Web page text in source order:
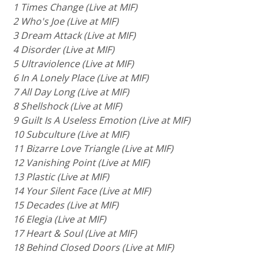
1 Times Change (Live at MIF)
2 Who's Joe (Live at MIF)
3 Dream Attack (Live at MIF)
4 Disorder (Live at MIF)
5 Ultraviolence (Live at MIF)
6 In A Lonely Place (Live at MIF)
7 All Day Long (Live at MIF)
8 Shellshock (Live at MIF)
9 Guilt Is A Useless Emotion (Live at MIF)
10 Subculture (Live at MIF)
11 Bizarre Love Triangle (Live at MIF)
12 Vanishing Point (Live at MIF)
13 Plastic (Live at MIF)
14 Your Silent Face (Live at MIF)
15 Decades (Live at MIF)
16 Elegia (Live at MIF)
17 Heart & Soul (Live at MIF)
18 Behind Closed Doors (Live at MIF)